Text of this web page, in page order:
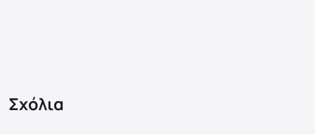
Σχόλια